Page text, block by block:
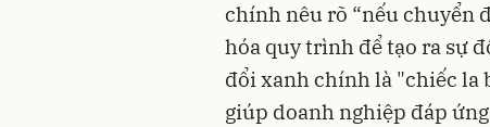
chính nêu rõ “nếu chuyển
hóa quy trình để tạo ra sự
đổi xanh chính là "chiếc la
giúp doanh nghiệp đáp